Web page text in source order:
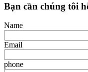
Bạn cần chúng tôi
Name
Email
phone